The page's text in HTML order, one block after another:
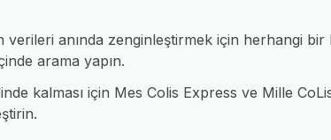
anında zenginleştirmek için herhangi bir
arama yapın.
kalması için Mes Colis Express ve Mille